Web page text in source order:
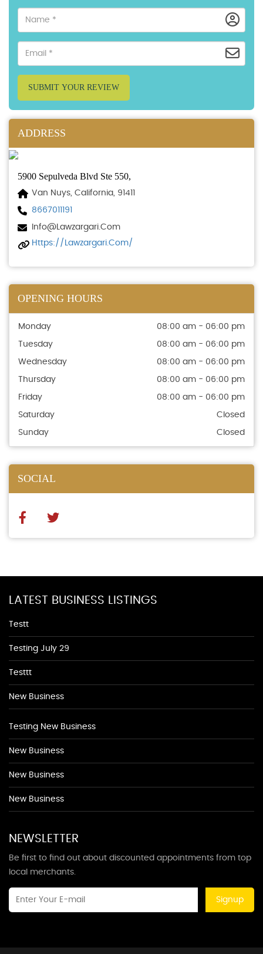
SUBMIT YOUR REVIEW
ADDRESS
5900 Sepulveda Blvd Ste 550,
Van Nuys, California, 91411
8667011191
Info@lawzargari.com
Https://lawzargari.com/
OPENING HOURS
Monday 08:00 am - 06:00 pm
Tuesday 08:00 am - 06:00 pm
Wednesday 08:00 am - 06:00 pm
Thursday 08:00 am - 06:00 pm
Friday 08:00 am - 06:00 pm
Saturday Closed
Sunday Closed
SOCIAL
LATEST BUSINESS LISTINGS
Testt
Testing July 29
Testtt
New Business
Testing New Business
New Business
New Business
New Business
NEWSLETTER
Be first to find out about discounted appointments from top
local merchants.
Signup